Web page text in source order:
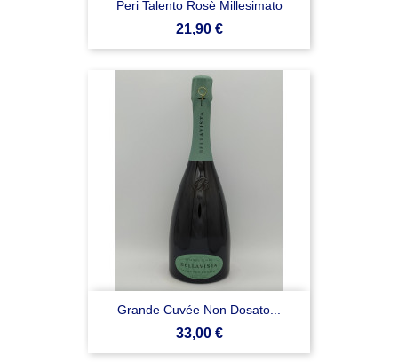
Peri Talento Rosè Millesimato
Prezzo
21,90 €
Grande Cuvée Non Dosato...
Prezzo
33,00 €